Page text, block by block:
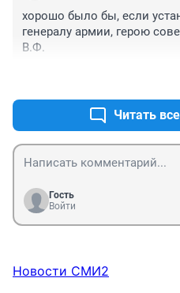
хорошо было бы, если
генералу армии, герою
В.Ф.
Читать
Гость
Войти
Новости СМИ2